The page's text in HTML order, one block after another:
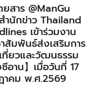
ยสาร @ManGu
ำนักข่าว Thailand
เข้าร่วมงาน
สัมพันธ์ส่งเสริมการ
ที่ยวและวัฒนธรรม
อาน】เมื่อวันที่ 17
าคม พ.ศ.2569